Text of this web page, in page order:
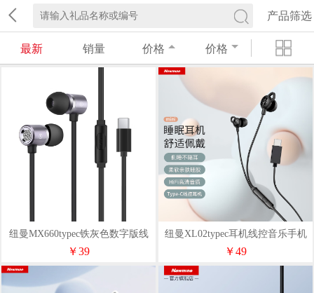
产品筛选
最新 销量 价格 价格
纽曼MX660typec铁灰色数字版线
控耳机锖色
￥39
纽曼XL02typec耳机线控音乐手机
数字耳机多色
￥49